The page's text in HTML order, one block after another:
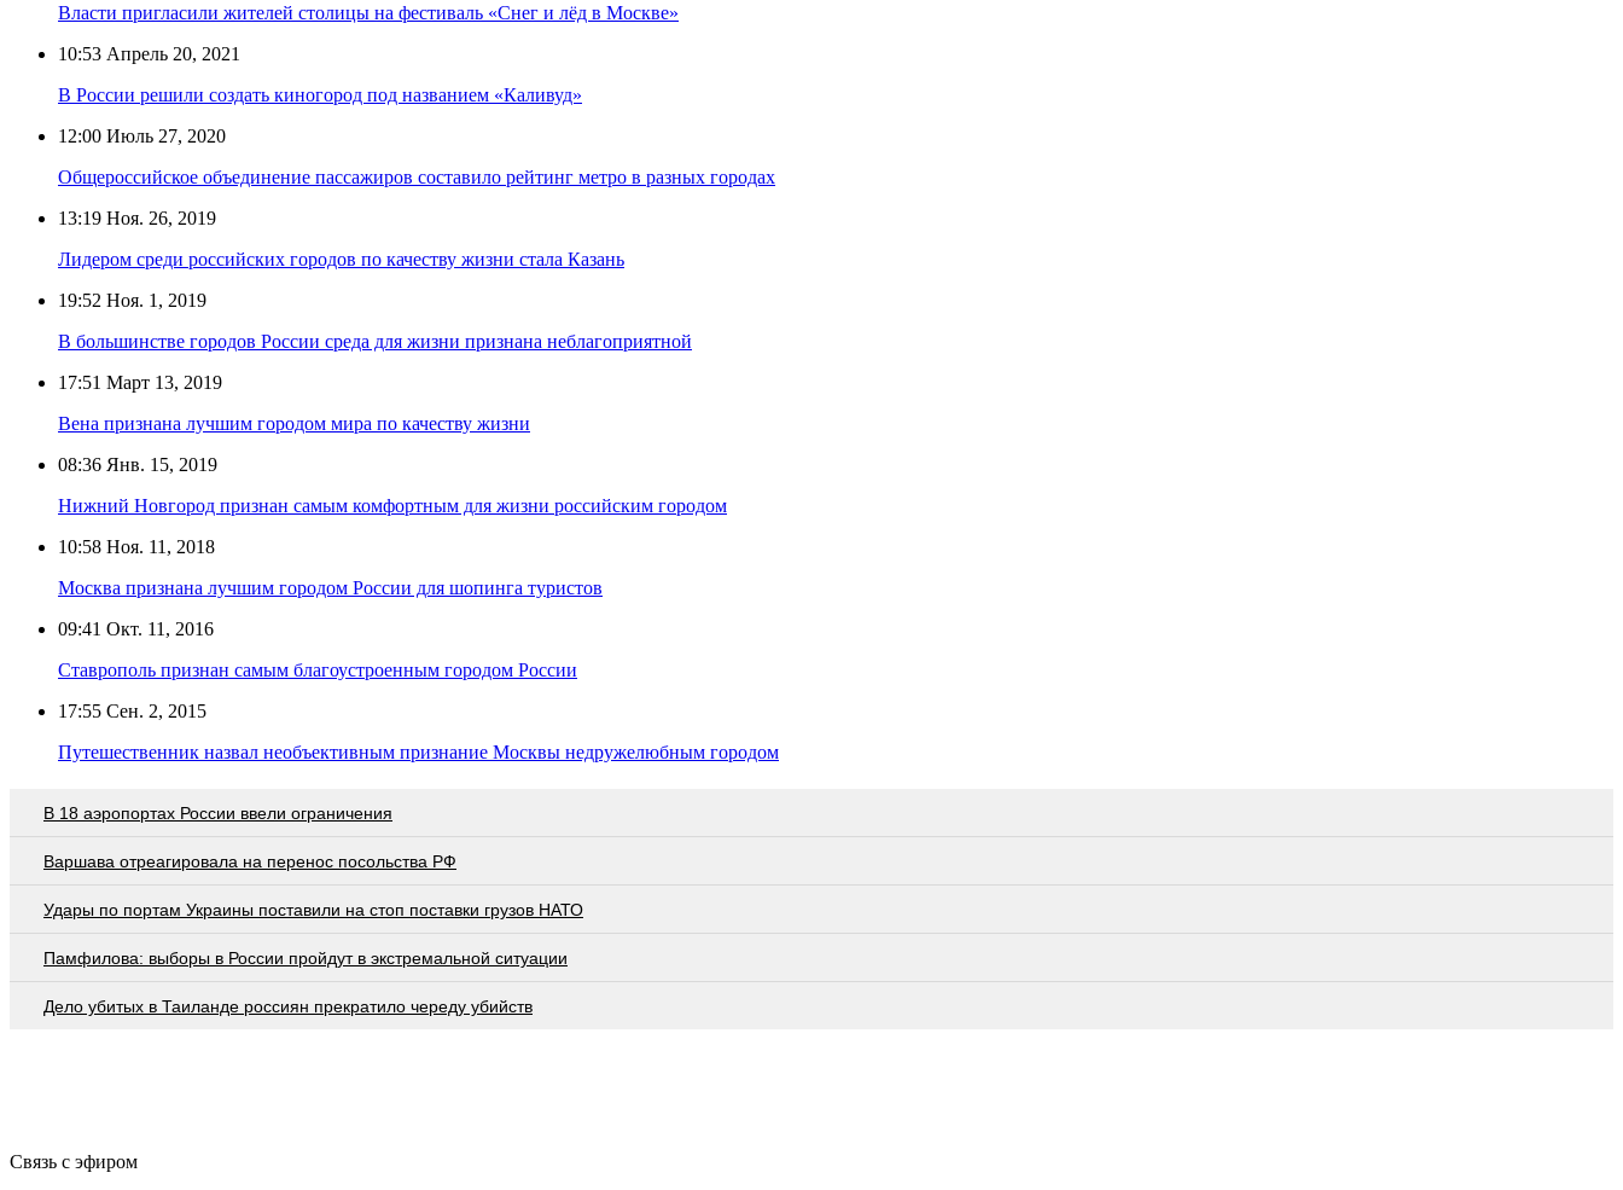
Власти пригласили жителей столицы на фестиваль «Снег и лёд в Москве»
10:53 Апрель 20, 2021
В России решили создать киногород под названием «Каливуд»
12:00 Июль 27, 2020
Общероссийское объединение пассажиров составило рейтинг метро в разных городах
13:19 Ноя. 26, 2019
Лидером среди российских городов по качеству жизни стала Казань
19:52 Ноя. 1, 2019
В большинстве городов России среда для жизни признана неблагоприятной
17:51 Март 13, 2019
Вена признана лучшим городом мира по качеству жизни
08:36 Янв. 15, 2019
Нижний Новгород признан самым комфортным для жизни российским городом
10:58 Ноя. 11, 2018
Москва признана лучшим городом России для шопинга туристов
09:41 Окт. 11, 2016
Ставрополь признан самым благоустроенным городом России
17:55 Сен. 2, 2015
Путешественник назвал необъективным признание Москвы недружелюбным городом
В 18 аэропортах России ввели ограничения
Варшава отреагировала на перенос посольства РФ
Удары по портам Украины поставили на стоп поставки грузов НАТО
Памфилова: выборы в России пройдут в экстремальной ситуации
Дело убитых в Таиланде россиян прекратило череду убийств
Связь с эфиром